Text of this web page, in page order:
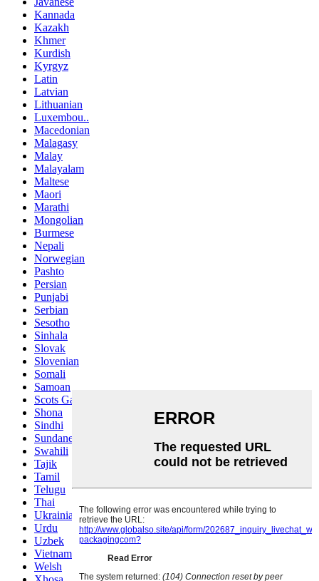
Kannada
Kazakh
Khmer
Kurdish
Kyrgyz
Latin
Latvian
Lithuanian
Luxembou..
Macedonian
Malagasy
Malay
Malayalam
Maltese
Maori
Marathi
Mongolian
Burmese
Nepali
Norwegian
Pashto
Persian
Punjabi
Serbian
Sesotho
Sinhala
Slovak
Slovenian
Somali
Samoan
Scots Gaelic
Shona
Sindhi
Sundanese
Swahili
Tajik
Tamil
Telugu
Thai
Ukrainian
Urdu
Uzbek
Vietnamese
Welsh